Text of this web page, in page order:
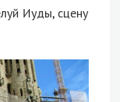
Иуды, сцену